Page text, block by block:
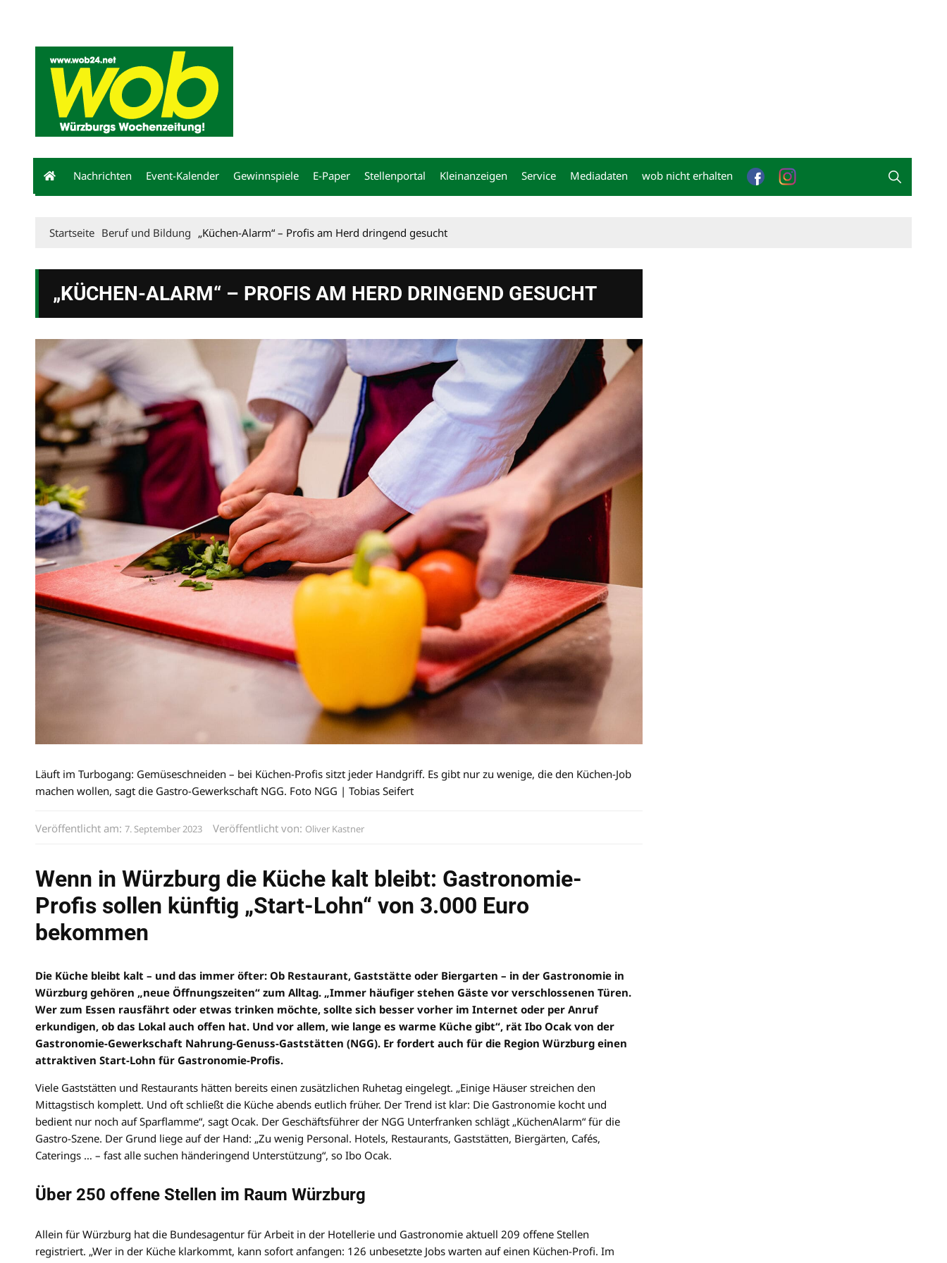
Nachrichten Event-Kalender Gewinnspiele E-Paper Stellenportal Kleinanzeigen Service Mediadaten wob nicht erhalten
Startseite Beruf und Bildung „Küchen-Alarm“ – Profis am Herd dringend gesucht
„KÜCHEN-ALARM“ – PROFIS AM HERD DRINGEND GESUCHT
Läuft im Turbogang: Gemüseschneiden – bei Küchen-Profis sitzt jeder Handgriff. Es gibt nur zu wenige, die den Küchen-Job
machen wollen, sagt die Gastro-Gewerkschaft NGG. Foto NGG | Tobias Seifert
Veröffentlicht am: 7. September 2023 Veröffentlicht von: Oliver Kastner
Wenn in Würzburg die Küche kalt bleibt: Gastronomie-
Profis sollen künftig „Start-Lohn“ von 3.000 Euro
bekommen
Die Küche bleibt kalt – und das immer öfter: Ob Restaurant, Gaststätte oder Biergarten – in der Gastronomie in
Würzburg gehören „neue Öffnungszeiten“ zum Alltag. „Immer häufiger stehen Gäste vor verschlossenen Türen.
Wer zum Essen rausfährt oder etwas trinken möchte, sollte sich besser vorher im Internet oder per Anruf
erkundigen, ob das Lokal auch offen hat. Und vor allem, wie lange es warme Küche gibt“, rät Ibo Ocak von der
Gastronomie-Gewerkschaft Nahrung-Genuss-Gaststätten (NGG). Er fordert auch für die Region Würzburg einen
attraktiven Start-Lohn für Gastronomie-Profis.
Viele Gaststätten und Restaurants hätten bereits einen zusätzlichen Ruhetag eingelegt. „Einige Häuser streichen den
Mittagstisch komplett. Und oft schließt die Küche abends eutlich früher. Der Trend ist klar: Die Gastronomie kocht und
bedient nur noch auf Sparflamme“, sagt Ocak. Der Geschäftsführer der NGG Unterfranken schlägt „KüchenAlarm“ für die
Gastro-Szene. Der Grund liege auf der Hand: „Zu wenig Personal. Hotels, Restaurants, Gaststätten, Biergärten, Cafés,
Caterings … – fast alle suchen händeringend Unterstützung“, so Ibo Ocak.
Über 250 offene Stellen im Raum Würzburg
Allein für Würzburg hat die Bundesagentur für Arbeit in der Hotellerie und Gastronomie aktuell 209 offene Stellen
registriert. „Wer in der Küche klarkommt, kann sofort anfangen: 126 unbesetzte Jobs warten auf einen Küchen-Profi. Im